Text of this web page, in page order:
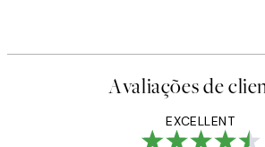
Avaliações de
EXCELLENT